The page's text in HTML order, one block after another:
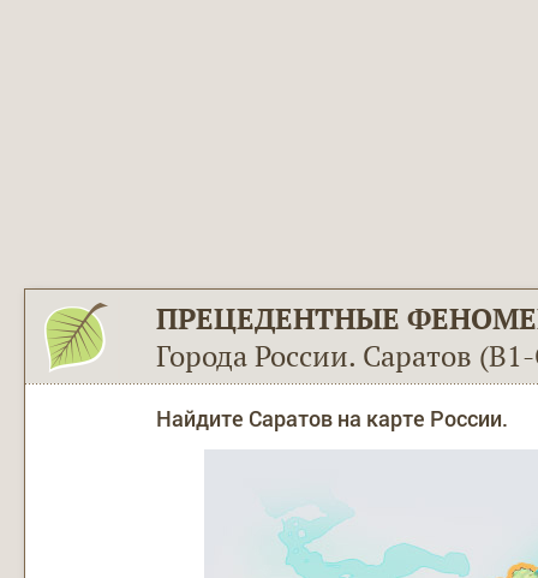
ПРЕЦЕДЕНТНЫЕ
Города России. Саратов
Найдите Саратов на карте России.